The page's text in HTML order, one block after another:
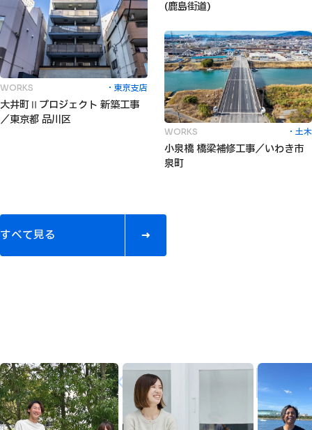
(鹿島街道)
WORKS 東京支店
大井町Ⅱプロジェクト 新築工事
／東京都 品川区
WORKS 土木
小泉橋 橋梁補修工事／いわき市
泉町
すべて見る
MISAKIGUMI